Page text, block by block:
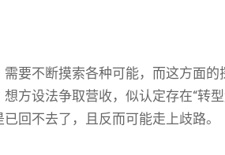
要不断摸索各种可能，而这方面的
方设法争取营收，似认定存在“转
回不去了，且反而可能走上歧路。